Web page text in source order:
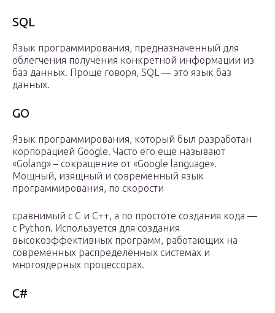
SQL
Язык программирования, предназначенный для
облегчения получения конкретной информации из
баз данных. Проще говоря, SQL — это язык баз
данных.
GO
Язык программирования, который был разработан
корпорацией Google. Часто его еще называют
«Golang» – сокращение от «Google language».
Мощный, изящный и современный язык
программирования, по скорости
сравнимый с C и C++, а по простоте создания кода —
с Python. Используется для создания
высокоэффективных программ, работающих на
современных распределённых системах и
многоядерных процессорах.
C#